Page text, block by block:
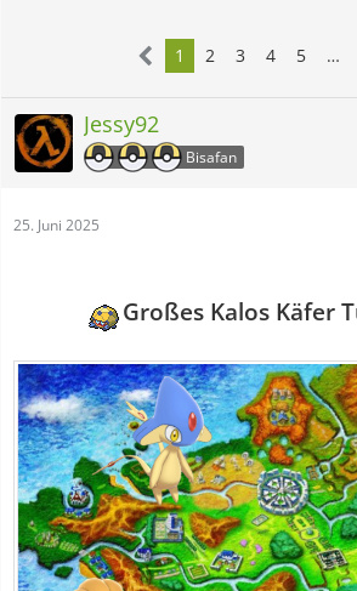
1 2 3 4 5 …
Jessy92
Bisafan
25. Juni 2025
Großes Kalos Käfer